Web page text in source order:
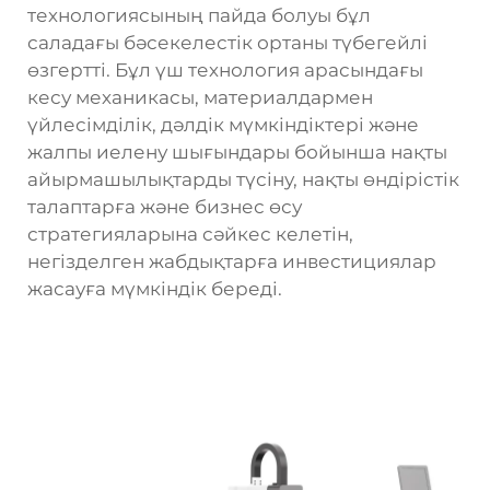
технологиясының пайда болуы бұл
саладағы бәсекелестік ортаны түбегейлі
өзгертті. Бұл үш технология арасындағы
кесу механикасы, материалдармен
үйлесімділік, дәлдік мүмкіндіктері және
жалпы иелену шығындары бойынша нақты
айырмашылықтарды түсіну, нақты өндірістік
талаптарға және бизнес өсу
стратегияларына сәйкес келетін,
негізделген жабдықтарға инвестициялар
жасауға мүмкіндік береді.